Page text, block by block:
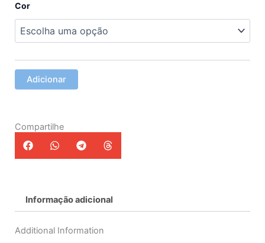
Cor
Adicionar
Compartilhe
Informação adicional
Additional Information